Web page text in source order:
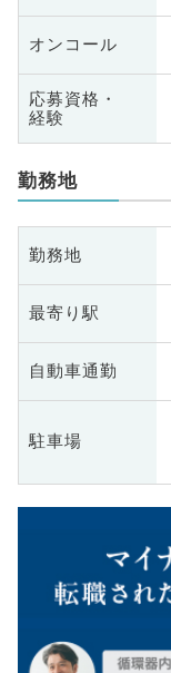
オンコール
応募資格・
経験
勤務地
勤務地
最寄り駅
自動車通勤
駐車場